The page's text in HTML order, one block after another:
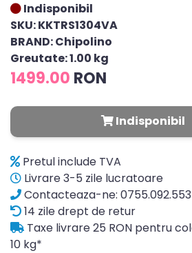
Indisponibil
SKU: KKTRS1304VA
BRAND: Chipolino
Greutate: 1.00 kg
1499.00 RON
Indisponibil
Pretul include TVA
Livrare 3-5 zile lucratoare
Contacteaza-ne: 0755.092.553
14 zile drept de retur
Taxe livrare 25 RON pentru
10 kg*